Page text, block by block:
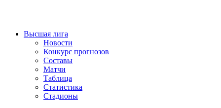
Высшая лига
Новости
Конкурс прогнозов
Составы
Матчи
Таблица
Статистика
Стадионы